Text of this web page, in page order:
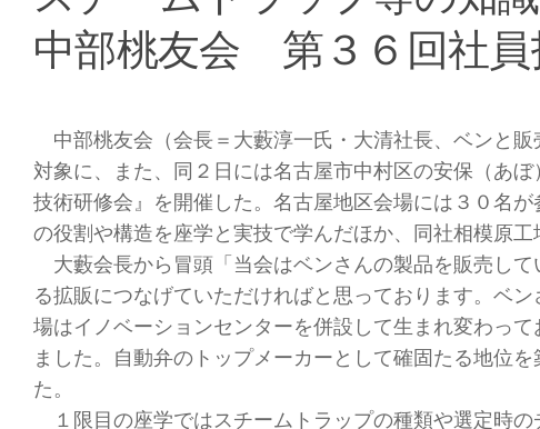
中部桃友会 第３６回社員
中部桃友会（会長＝大藪淳一氏・大清社長、ベンと
対象に、また、同２日には名古屋市中村区の安保（あ
技術研修会』を開催した。名古屋地区会場には３０名
の役割や構造を座学と実技で学んだほか、同社相模原
大藪会長から冒頭「当会はベンさんの製品を販売し
る拡販につなげていただければと思っております。ベ
場はイノベーションセンターを併設して生まれ変わっ
ました。自動弁のトップメーカーとして確固たる地位
た。
１限目の座学ではスチームトラップの種類や選定時